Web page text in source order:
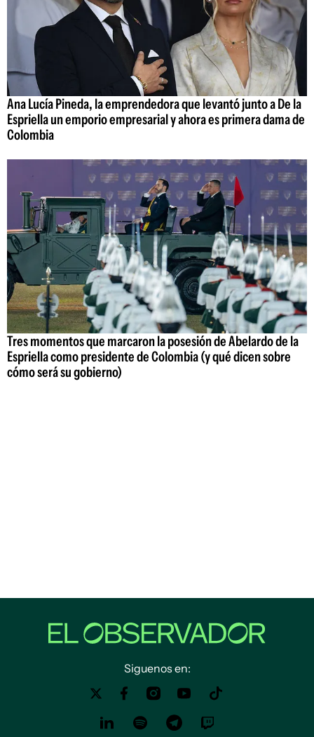
Ana Lucía Pineda, la emprendedora que levantó junto a De la
Espriella un emporio empresarial y ahora es primera dama de
Colombia
Tres momentos que marcaron la posesión de Abelardo de la
Espriella como presidente de Colombia (y qué dicen sobre
cómo será su gobierno)
Siguenos en: